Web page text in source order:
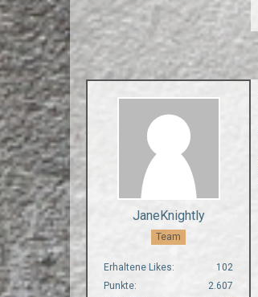
JaneKnightly
Team
Erhaltene Likes
102
Punkte
2.607